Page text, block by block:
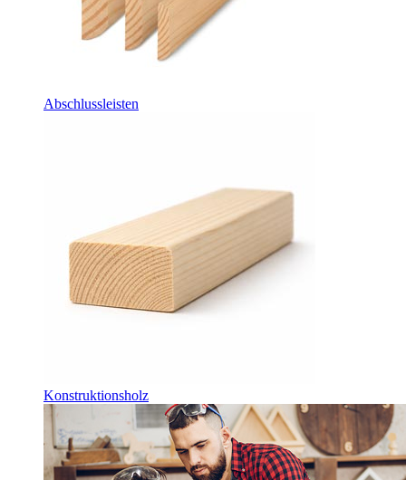
Abschlussleisten
Konstruktionsholz